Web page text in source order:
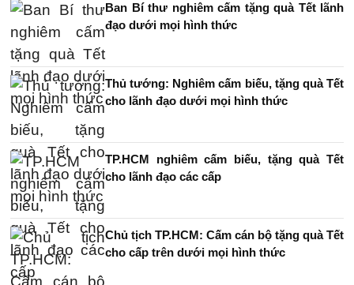
Ban Bí thư nghiêm cấm tặng quà Tết lãnh
đạo dưới mọi hình thức
Thủ tướng: Nghiêm cấm biếu, tặng quà Tết
cho lãnh đạo dưới mọi hình thức
TP.HCM nghiêm cấm biếu, tặng quà Tết
cho lãnh đạo các cấp
Chủ tịch TP.HCM: Cấm cán bộ tặng quà Tết
cho cấp trên dưới mọi hình thức